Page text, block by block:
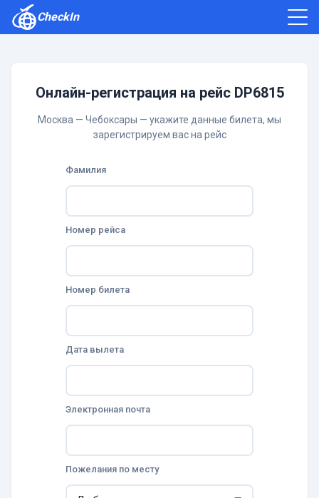
CheckIn
Онлайн-регистрация на рейс DP6815
Москва — Чебоксары — укажите данные билета, мы
зарегистрируем вас на рейс
Фамилия
Номер рейса
Номер билета
Дата вылета
Электронная почта
Пожелания по месту